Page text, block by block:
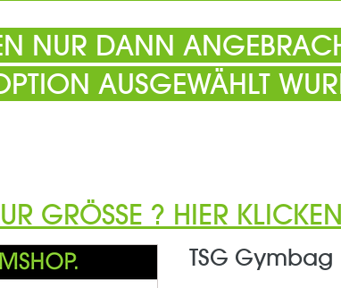
NUR DANN
AUSGEWÄHLT
TSG Gymbag
GRÖSSE ? HIER